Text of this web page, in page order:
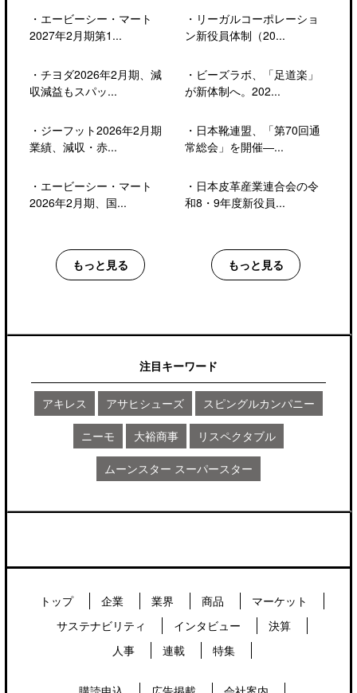
・ エービーシー・マート
2027年2月期第1...
・ チヨダ2026年2月期、減
収減益もスパッ...
・ ジーフット2026年2月期
業績、減収・赤...
・ エービーシー・マート
2026年2月期、国...
もっと見る
・ リーガルコーポレーショ
ン新役員体制（20...
・ ビーズラボ、「足道楽」
が新体制へ。202...
・ 日本靴連盟、「第70回通
常総会」を開催―...
・ 日本皮革産業連合会の令
和8・9年度新役員...
もっと見る
注目キーワード
アキレス アサヒシューズ スピングルカンパニー
ニーモ 大裕商事 リスペクタブル
ムーンスター スーパースター
トップ 企業 業界 商品
マーケット
サステナビリティ
インタビュー
決算
人事
連載 特集